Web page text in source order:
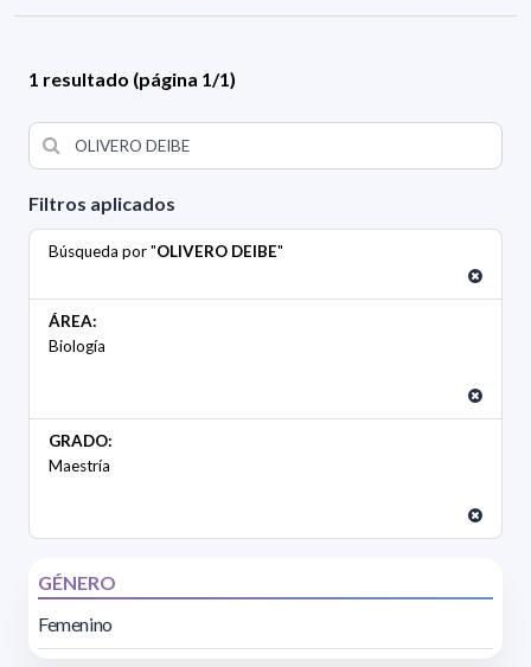
Filtros aplicados
Búsqueda por "OLIVERO DEIBE"
ÁREA:
Biología
GRADO:
Maestría
GÉNERO
Femenino
1 resultado (página 1/1)